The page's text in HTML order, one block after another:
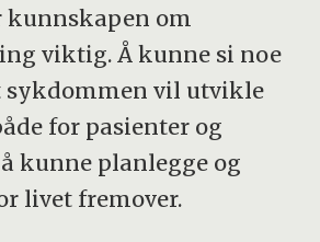
kunnskapen om
viktig. Å kunne si noe
sykdommen vil utvikle
for pasienter og
kunne planlegge og
livet fremover.